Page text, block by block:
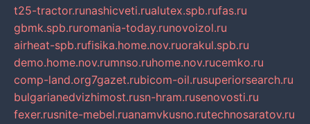
t25-tractor.runashicveti.rualutex.spb.rufas.ru
gbmk.spb.ruromania-today.runovoizol.ru
airheat-spb.rufisika.home.nov.ruorakul.spb.ru
demo.home.nov.rumnso.ruhome.nov.rucemko.ru
comp-land.org7gazet.rubicom-oil.rusuperiorsearch.ru
bulgarianedvizhimost.rusn-hram.rusenovosti.ru
fexer.rusnite-mebel.ruanamvkusno.rutechnosaratov.ru